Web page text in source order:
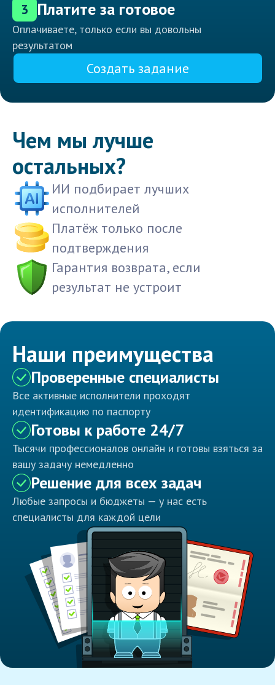
3 Платите за готовое
Оплачиваете, только если вы довольны
результатом
Создать задание
Чем мы лучше
остальных?
ИИ подбирает лучших
исполнителей
Платёж только после
подтверждения
Гарантия возврата, если
результат не устроит
Наши преимущества
Проверенные специалисты
Все активные исполнители проходят
идентификацию по паспорту
Готовы к работе 24/7
Тысячи профессионалов онлайн и готовы взяться за
вашу задачу немедленно
Решение для всех задач
Любые запросы и бюджеты — у нас есть
специалисты для каждой цели